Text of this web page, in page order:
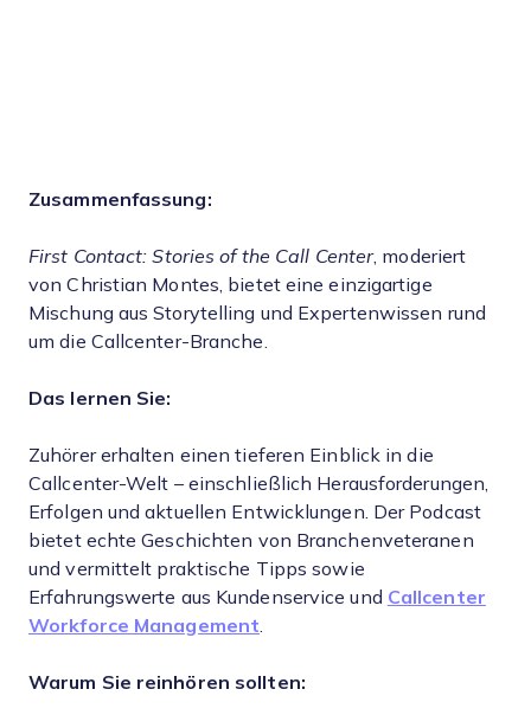
Zusammenfassung:
First Contact: Stories of the Call Center, moderiert
von Christian Montes, bietet eine einzigartige
Mischung aus Storytelling und Expertenwissen rund
um die Callcenter-Branche.
Das lernen Sie:
Zuhörer erhalten einen tieferen Einblick in die
Callcenter-Welt – einschließlich Herausforderungen,
Erfolgen und aktuellen Entwicklungen. Der Podcast
bietet echte Geschichten von Branchenveteranen
und vermittelt praktische Tipps sowie
Erfahrungswerte aus Kundenservice und Callcenter
Workforce Management
Warum Sie reinhören sollten: